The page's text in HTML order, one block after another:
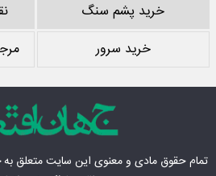
خرید پشم سنگ
خرید سرور
تمام حقوق مادی‌ و معنوی این سایت متعلق به